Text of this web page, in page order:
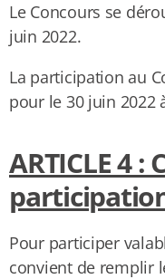
Le Concours se
juin 2022.
La participation au
pour le 30 juin 2022
ARTICLE 4
Pour participer
convient de remplir